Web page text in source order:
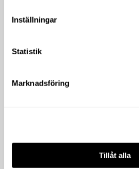
Inställningar
Statistik
Marknadsföring
Tillåt alla
Läs mer
Välkommen på Garden Party –
hela familjen. 8–10 maj laddar
grymma...